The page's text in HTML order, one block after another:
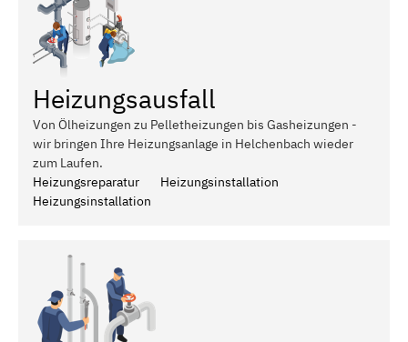
Heizungsausfall
Von Ölheizungen zu Pelletheizungen bis Gasheizungen -
wir bringen Ihre Heizungsanlage in Helchenbach wieder
zum Laufen.
Heizungsreparatur
Heizungsinstallation
Heizungsinstallation